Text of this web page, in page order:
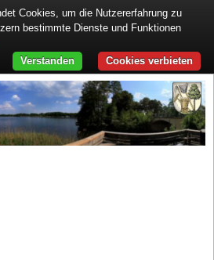
Cookies, um die Nutzererfahrung zu
bestimmte Dienste und Funktionen
Cookies verbieten
Verstanden